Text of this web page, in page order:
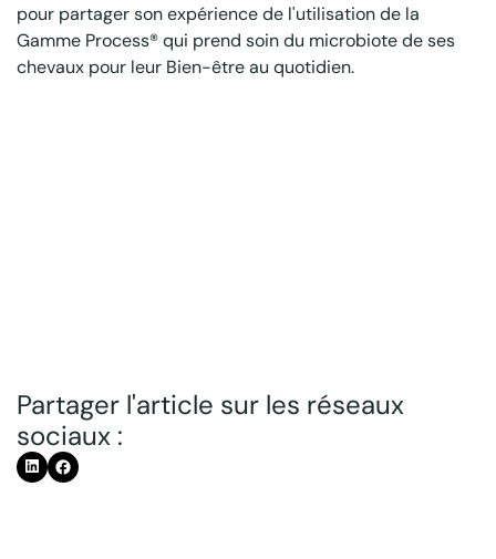
pour partager son expérience de l'utilisation de la
Gamme Process® qui prend soin du microbiote de ses
chevaux pour leur Bien-être au quotidien.
Partager l'article sur les réseaux
sociaux :